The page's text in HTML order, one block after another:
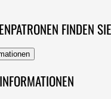
FINDEN SIE